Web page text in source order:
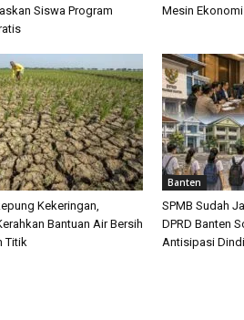
Siswa Program
Mesin
Kekeringan,
Bantuan Air Bersih
Titik
Banten
SPMB Sudah
DPRD Banten
Antisipasi